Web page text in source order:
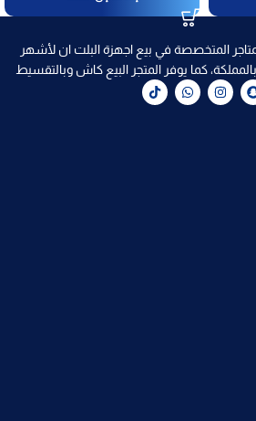
المتخصصة في بيع اجهزة البلت ان لأشهر
كما يوفر المتجر البيع كاش وبالتقسيط